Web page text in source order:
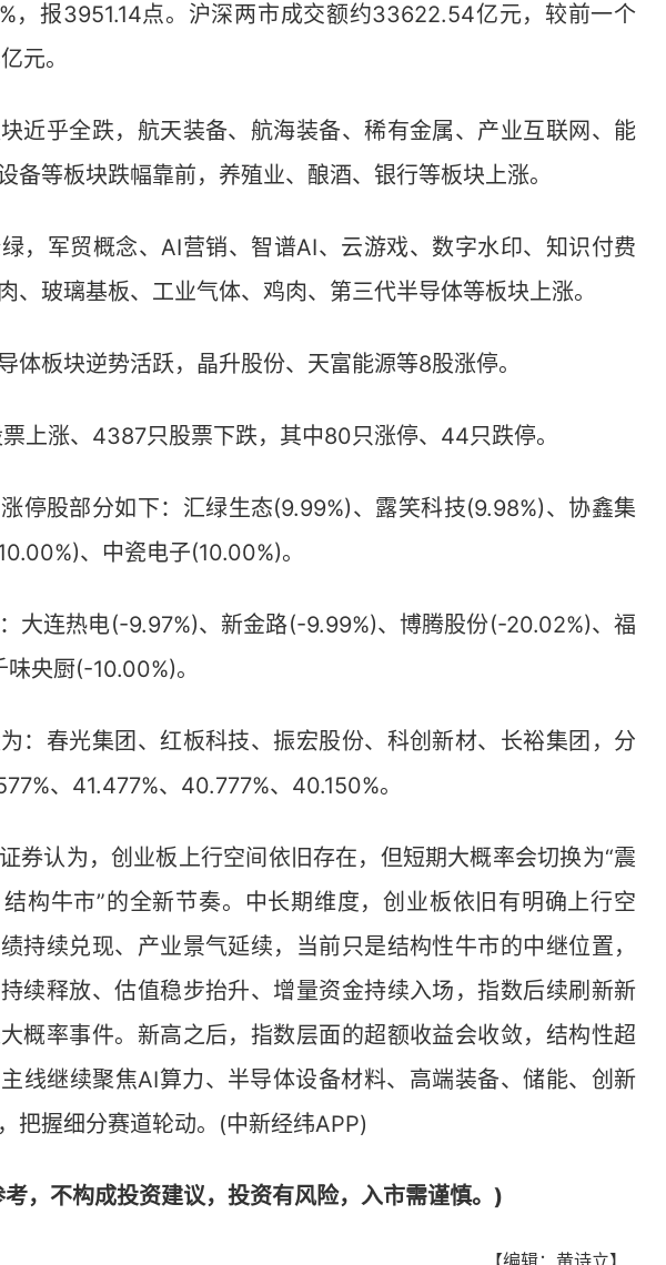
，报3951.14点。沪深两市成交额约33622.54亿元，较前一个
元。
乎全跌，航天装备、航海装备、稀有金属、产业互联网、能
备等板块跌幅靠前，养殖业、酿酒、银行等板块上涨。
军贸概念、AI营销、智谱AI、云游戏、数字水印、知识付费
、玻璃基板、工业气体、鸡肉、第三代半导体等板块上涨。
板块逆势活跃，晶升股份、天富能源等8股涨停。
涨、4387只股票下跌，其中80只涨停、44只跌停。
股部分如下：汇绿生态(9.99%)、露笑科技(9.98%)、协鑫集
、中瓷电子(10.00%)。
连热电(-9.97%)、新金路(-9.99%)、博腾股份(-20.02%)、福
央厨(-10.00%)。
春光集团、红板科技、振宏股份、科创新材、长裕集团，分
、41.477%、40.777%、40.150%。
认为，创业板上行空间依旧存在，但短期大概率会切换为“震
构牛市”的全新节奏。中长期维度，创业板依旧有明确上行空
持续兑现、产业景气延续，当前只是结构性牛市的中继位置，
续释放、估值稳步抬升、增量资金持续入场，指数后续刷新新
概率事件。新高之后，指数层面的超额收益会收敛，结构性超
线继续聚焦AI算力、半导体设备材料、高端装备、储能、创新
把握细分赛道轮动。(中新经纬APP)
，不构成投资建议，投资有风险，入市需谨慎。)
【编辑：黄诗立】